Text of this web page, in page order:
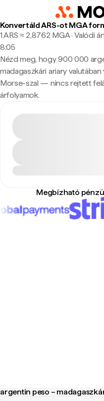
Konvertáld ARS-ot MGA
1 ARS ≈ 2,8762 MGA · Valódi
8:05
Nézd meg, hogy 900 000
madagaszkári ariary
Morse-szal — nincs rejtett
árfolyamok.
Megbízható
argentin peso –